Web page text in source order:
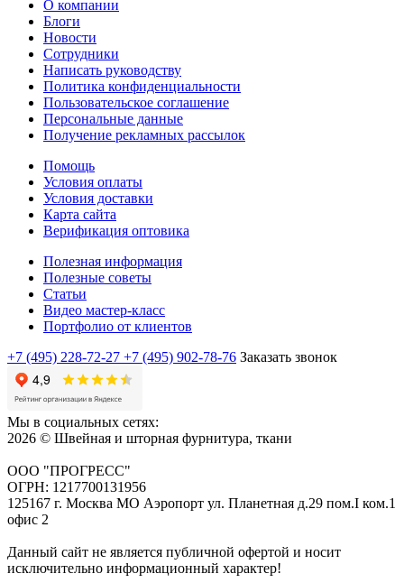
О компании
Блоги
Новости
Сотрудники
Написать руководству
Политика конфиденциальности
Пользовательское соглашение
Персональные данные
Получение рекламных рассылок
Помощь
Условия оплаты
Условия доставки
Карта сайта
Верификация оптовика
Полезная информация
Полезные советы
Статьи
Видео мастер-класс
Портфолио от клиентов
+7 (495) 228-72-27 +7 (495) 902-78-76 Заказать звонок
Мы в социальных сетях:
2026 © Швейная и шторная фурнитура, ткани
ООО "ПРОГРЕСС"
ОГРН: 1217700131956
125167 г. Москва МО Аэропорт ул. Планетная д.29 пом.I ком.1
офис 2
Данный сайт не является публичной офертой и носит
исключительно информационный характер!